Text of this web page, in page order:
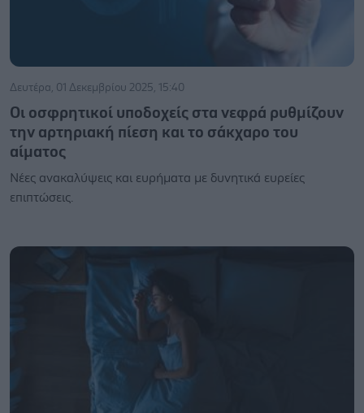
Δευτέρα, 01 Δεκεμβρίου 2025, 15:40
Οι οσφρητικοί υποδοχείς στα νεφρά ρυθμίζουν
την αρτηριακή πίεση και το σάκχαρο του
αίματος
Νέες ανακαλύψεις και ευρήματα με δυνητικά ευρείες
επιπτώσεις.